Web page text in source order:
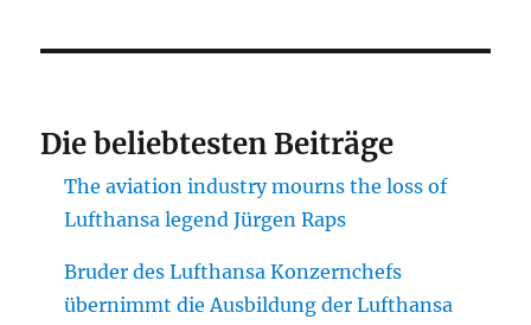
Die beliebtesten Beiträge
The aviation industry mourns the loss of
Lufthansa legend Jürgen Raps
Bruder des Lufthansa Konzernchefs
übernimmt die Ausbildung der Lufthansa